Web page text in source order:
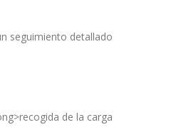
seguimiento detallado
de la carga